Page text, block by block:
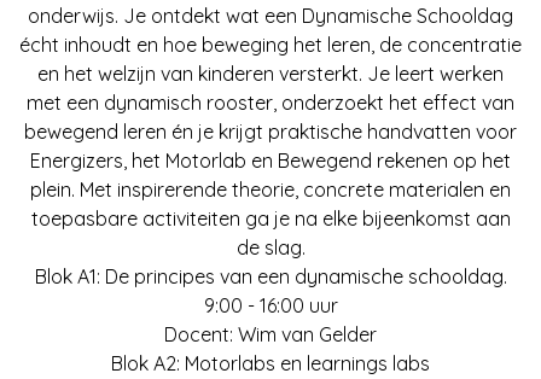
onderwijs. Je ontdekt wat een Dynamische Schooldag
écht inhoudt en hoe beweging het leren, de concentratie
en het welzijn van kinderen versterkt. Je leert werken
met een dynamisch rooster, onderzoekt het effect van
bewegend leren én je krijgt praktische handvatten voor
Energizers, het Motorlab en Bewegend rekenen op het
plein. Met inspirerende theorie, concrete materialen en
toepasbare activiteiten ga je na elke bijeenkomst aan
de slag.
Blok A1: De principes van een dynamische schooldag.
9:00 - 16:00 uur
Docent: Wim van Gelder
Blok A2: Motorlabs en learnings labs